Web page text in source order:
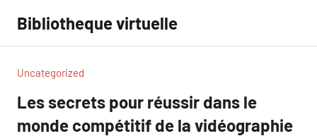
contenu
Bibliotheque virtuelle
Uncategorized
Les secrets pour réussir dans le
monde compétitif de la vidéographie